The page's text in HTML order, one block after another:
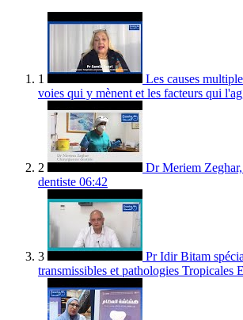
1
Les causes
voies qui y mènent et les facteurs qui
2
Dr Meriem
dentiste 06:42
3
Pr Idir Bitam
transmissibles et pathologies Tropicales